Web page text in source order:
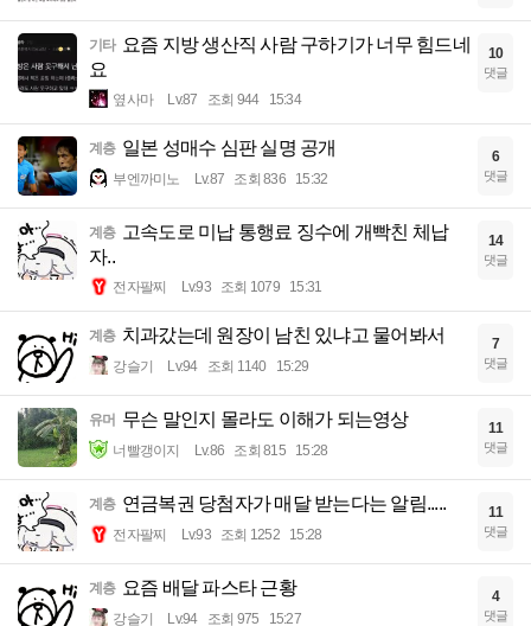
기타 요즘 지방 생산직 사람 구하기가 너무 힘드네
요
옆사마 Lv.87 조회 944 15:34
10
댓글
계층 일본 성매수 심판 실명 공개
부엔까미노 Lv.87 조회 836 15:32
6
댓글
계층 고속도로 미납 통행료 징수에 개빡친 체납
자..
전자팔찌 Lv.93 조회 1079 15:31
14
댓글
계층 치과갔는데 원장이 남친 있냐고 물어봐서
강슬기 Lv.94 조회 1140 15:29
7
댓글
유머 무슨 말인지 몰라도 이해가 되는영상
너빨갱이지 Lv.86 조회 815 15:28
11
댓글
계층 연금복권 당첨자가 매달 받는다는 알림.....
전자팔찌 Lv.93 조회 1252 15:28
11
댓글
계층 요즘 배달 파스타 근황
강슬기 Lv.94 조회 975 15:27
4
댓글